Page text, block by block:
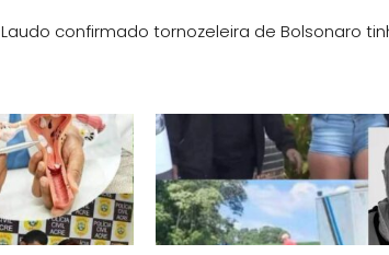
Laudo confirmado tornozeleira de Bolsonaro